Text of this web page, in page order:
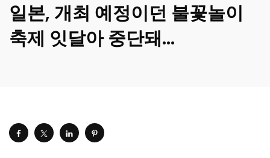
일본, 개최 예정이던 불꽃놀이
축제 잇달아 중단돼…